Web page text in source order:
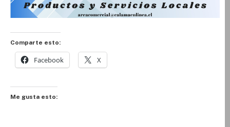
Comparte esto:
Facebook X
Me gusta esto: